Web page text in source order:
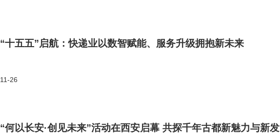
“十五五”启航：快递业以数智赋能、服务升级拥抱新未来
11-26
“何以长安·创见未来”活动在西安启幕 共探千年古都新魅力与新发